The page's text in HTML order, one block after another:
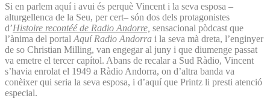
Si en parlem aquí i avui és perquè Vincent i la seva esposa –
alturgellenca de la Seu, per cert– són dos dels protagonistes
d’Histoire recontéé de Radio Andorre, sensacional pòdcast que
l’ànima del portal Aquí Radio Andorra i la seva mà dreta, l’enginyer
de so Christian Milling, van engegar al juny i que diumenge passat
va emetre el tercer capítol. Abans de recalar a Sud Ràdio, Vincent
s’havia enrolat el 1949 a Ràdio Andorra, on d’altra banda va
conèixer qui seria la seva esposa, i d’aquí que Printz li presti atenció
especial.